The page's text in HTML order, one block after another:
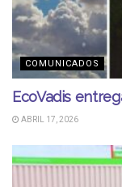
COMUNICADOS
EcoVadis
ABRIL 17, 2026